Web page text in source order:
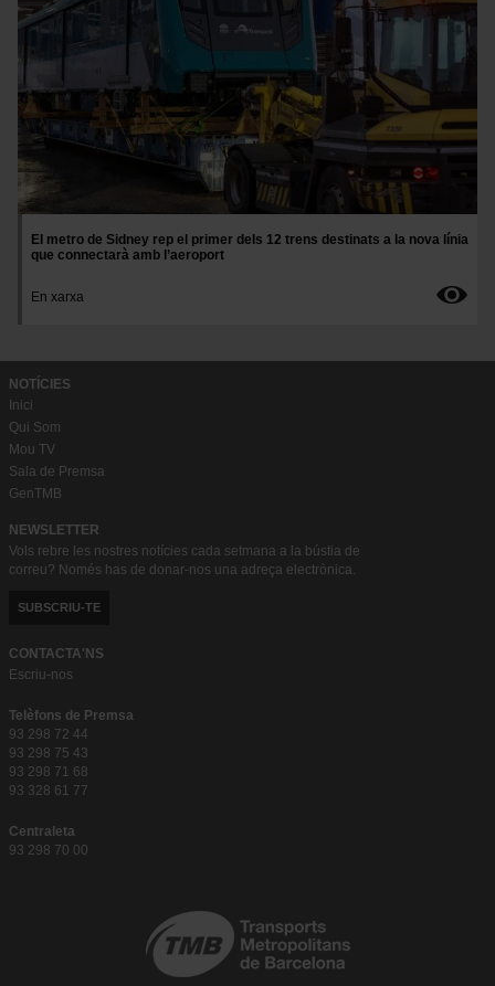
El metro de Sidney rep el primer dels 12 trens destinats a la nova línia
que connectarà amb l’aeroport
En xarxa
NOTÍCIES
Inici
Qui Som
Mou TV
Sala de Premsa
GenTMB
NEWSLETTER
Vols rebre les nostres notícies cada setmana a la bústia de
correu? Només has de donar-nos una adreça electrònica.
SUBSCRIU-TE
CONTACTA'NS
Escriu-nos
Telèfons de Premsa
93 298 72 44
93 298 75 43
93 298 71 68
93 328 61 77
Centraleta
93 298 70 00